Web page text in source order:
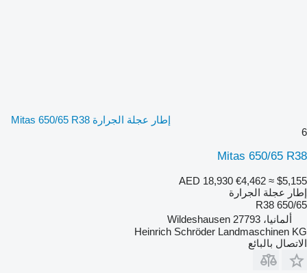
إطار عجلة الجرارة Mitas 650/65 R38
6
Mitas 650/65 R38
AED 18,930 €4,462 ≈ $5,155
إطار عجلة الجرارة
650/65 R38
ألمانيا، 27793 Wildeshausen
Heinrich Schröder Landmaschinen KG
الاتصال بالبائع